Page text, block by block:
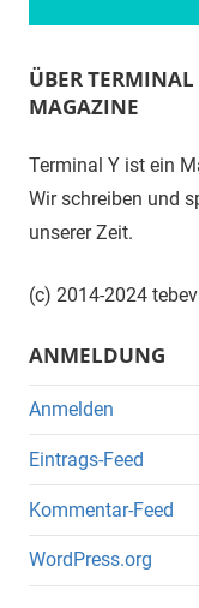
ÜBER
MAGAZINE
Terminal Y ist ein
Wir schreiben und
unserer Zeit.
(c) 2014-2024
ANMELDUNG
Anmelden
Eintrags-Feed
Kommentar-Feed
WordPress.org